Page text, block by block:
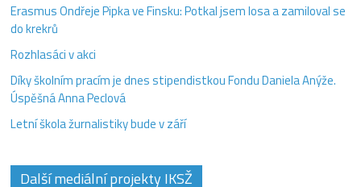
Erasmus Ondřeje Pipka ve Finsku: Potkal jsem losa a zamiloval se
do krekrů
Rozhlasáci v akci
Díky školním pracím je dnes stipendistkou Fondu Daniela Anýže.
Úspěšná Anna Peclová
Letní škola žurnalistiky bude v září
Další mediální projekty IKSŽ